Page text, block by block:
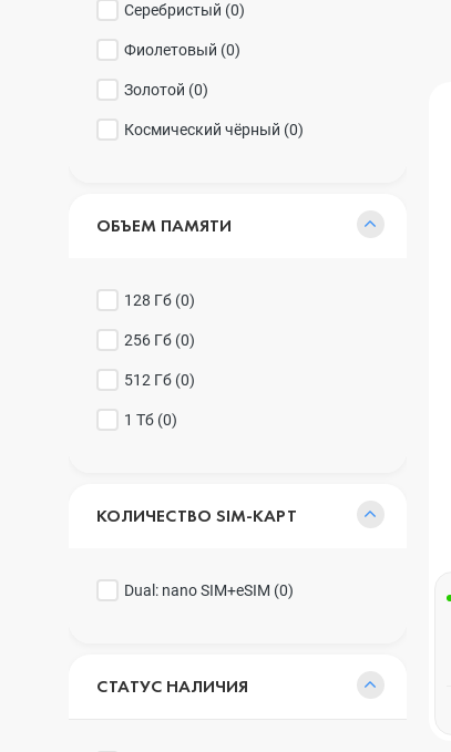
Серебристый (0)
Фиолетовый (0)
Золотой (0)
Космический чёрный (0)
ОБЪЕМ ПАМЯТИ
128 Гб (0)
256 Гб (0)
512 Гб (0)
1 Тб (0)
КОЛИЧЕСТВО SIM-КАРТ
Dual: nano SIM+eSIM (0)
СТАТУС НАЛИЧИЯ